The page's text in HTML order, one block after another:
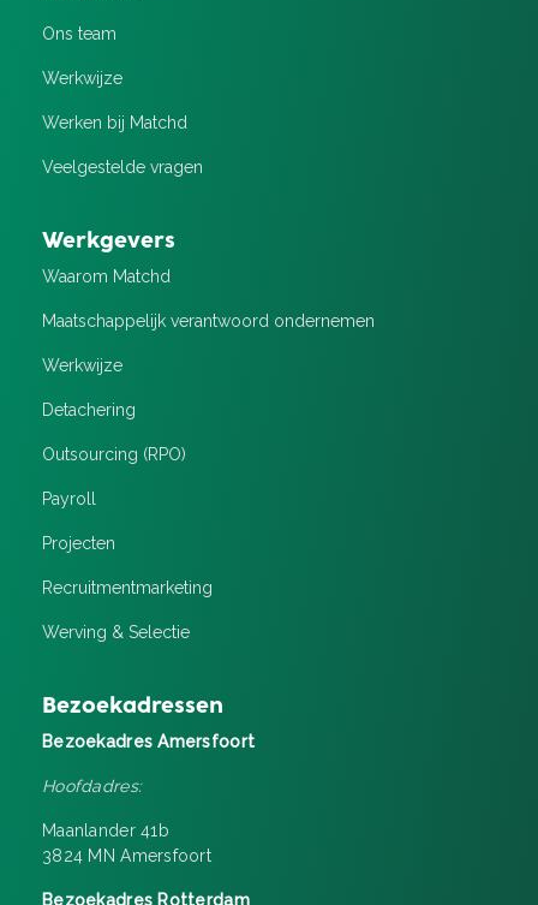
Ons team
Werkwijze
Werken bij Matchd
Veelgestelde vragen
Werkgevers
Waarom Matchd
Maatschappelijk verantwoord ondernemen
Werkwijze
Detachering
Outsourcing (RPO)
Payroll
Projecten
Recruitment­marketing
Werving & Selectie
Bezoekadressen
Bezoekadres Amersfoort
Hoofdadres:
Maanlander 41b
3824 MN Amersfoort
Bezoekadres Rotterdam